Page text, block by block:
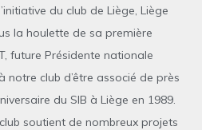
du club de Liège, Liège
la houlette de sa première
future Présidente nationale
notre club d’être associé de près
du SIB à Liège en 1989.
soutient de nombreux projets